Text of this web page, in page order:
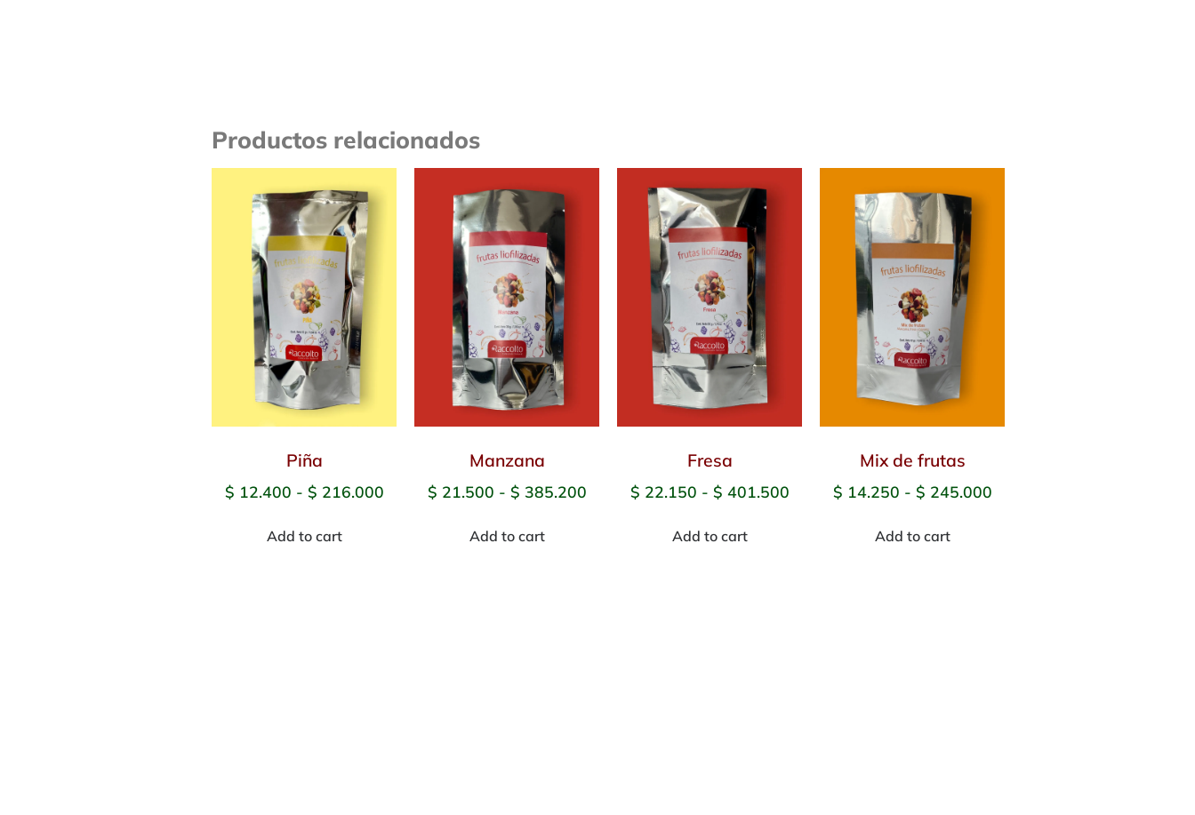
Productos relacionados
Piña
$ 12.400 - $ 216.000
Add to cart
Manzana
$ 21.500 - $ 385.200
Add to cart
Fresa
$ 22.150 - $ 401.500
Add to cart
Mix de frutas
$ 14.250 - $ 245.000
Add to cart